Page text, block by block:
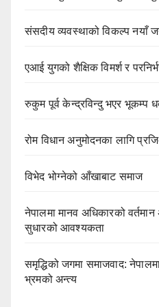
संसदीय व्यवस्थाको विकल्प नयाँ
एआई युगको शैक्षिक विमर्श र
रुकुम पूर्व केन्द्रविन्दु भएर भूकम्प
रोम विधान अनुमोदनका लागि
विभेद भोग्नेको आँखाबाट समाज
नेपालमा मानव अधिकारको
सुधारको आवश्यकता
समृद्धिको जगमा समाजवाद:
भ्रमको अन्त्य